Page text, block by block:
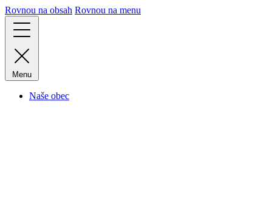
Rovnou na obsah Rovnou na menu
Menu
Naše obec